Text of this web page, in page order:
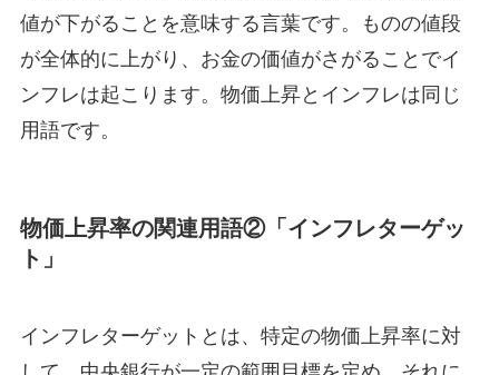
値が下がることを意味する言葉です。ものの値段
が全体的に上がり、お金の価値がさがることでイ
ンフレは起こります。物価上昇とインフレは同じ
用語です。
物価上昇率の関連用語②「インフレターゲッ
ト」
インフレターゲットとは、特定の物価上昇率に対